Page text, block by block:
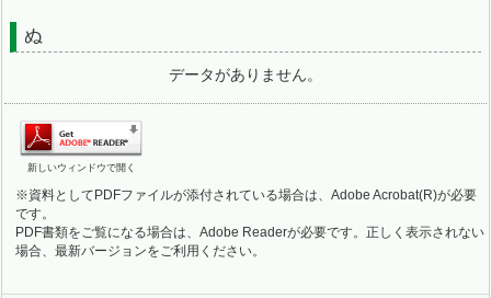
ぬ
データがありません。
新しいウィンドウで開く
※資料としてPDFファイルが添付されている場合は、Adobe Acrobat(R)が必要
です。
PDF書類をご覧になる場合は、Adobe Readerが必要です。正しく表示されない
場合、最新バージョンをご利用ください。